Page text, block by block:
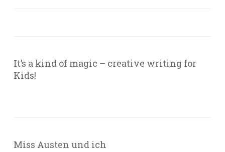
It’s a kind of magic – creative writing for
Kids!
Miss Austen und ich